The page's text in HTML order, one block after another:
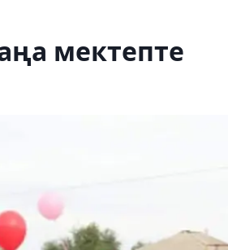
мектепте